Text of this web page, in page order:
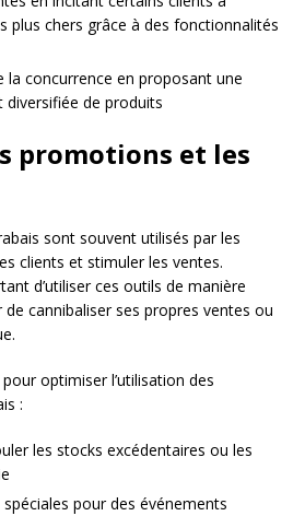
plus chers grâce à des fonctionnalités
la concurrence en proposant une
de produits
promotions et les
sont souvent utilisés par les
clients et stimuler les ventes.
d’utiliser ces outils de manière
de cannibaliser ses propres ventes ou
optimiser l’utilisation des
:
les stocks excédentaires ou les
pour des événements